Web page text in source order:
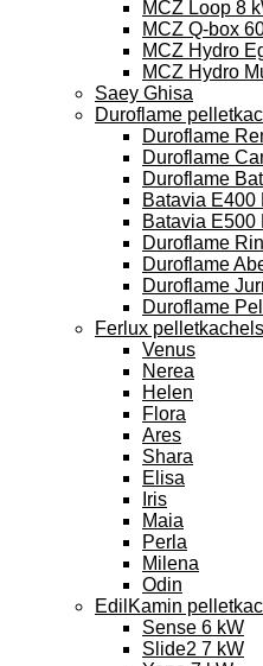
MCZ Loop 8
MCZ Q-box
MCZ Hydro
MCZ Hydro
Saey Ghisa
Duroflame
Duroflame
Duroflame
Duroflame
Batavia E400
Batavia E500
Duroflame
Duroflame
Duroflame
Duroflame
Ferlux pelletkachels
Venus
Nerea
Helen
Flora
Ares
Shara
Elisa
Iris
Maia
Perla
Milena
Odin
EdilKamin
Sense 6 kW
Slide2 7 kW